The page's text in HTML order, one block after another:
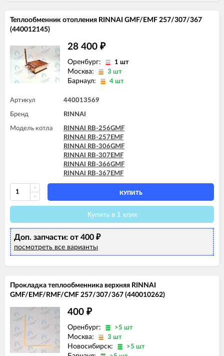
RINNAI RB-367RMF (R42)
Теплообменник отопления RINNAI GMF/EMF 257/307/367
(440012145)
28 400 ₽
Оренбург: 1 шт
Москва: 3 шт
Барнаул: 4 шт
Артикул 440013569
Бренд RINNAI
Модель котла
RINNAI RB-256GMF
RINNAI RB-257EMF
RINNAI RB-306GMF
RINNAI RB-307EMF
RINNAI RB-366GMF
RINNAI RB-367EMF
КУПИТЬ
Купить в 1 клик
Доп. запчасти: от 400 ₽
посмотреть все варианты
Прокладка теплообменника верхняя RINNAI
GMF/EMF/RMF/CMF 257/307/367 (440010262)
400 ₽
Оренбург: >5 шт
Москва: 3 шт
Новосибирск: >5 шт